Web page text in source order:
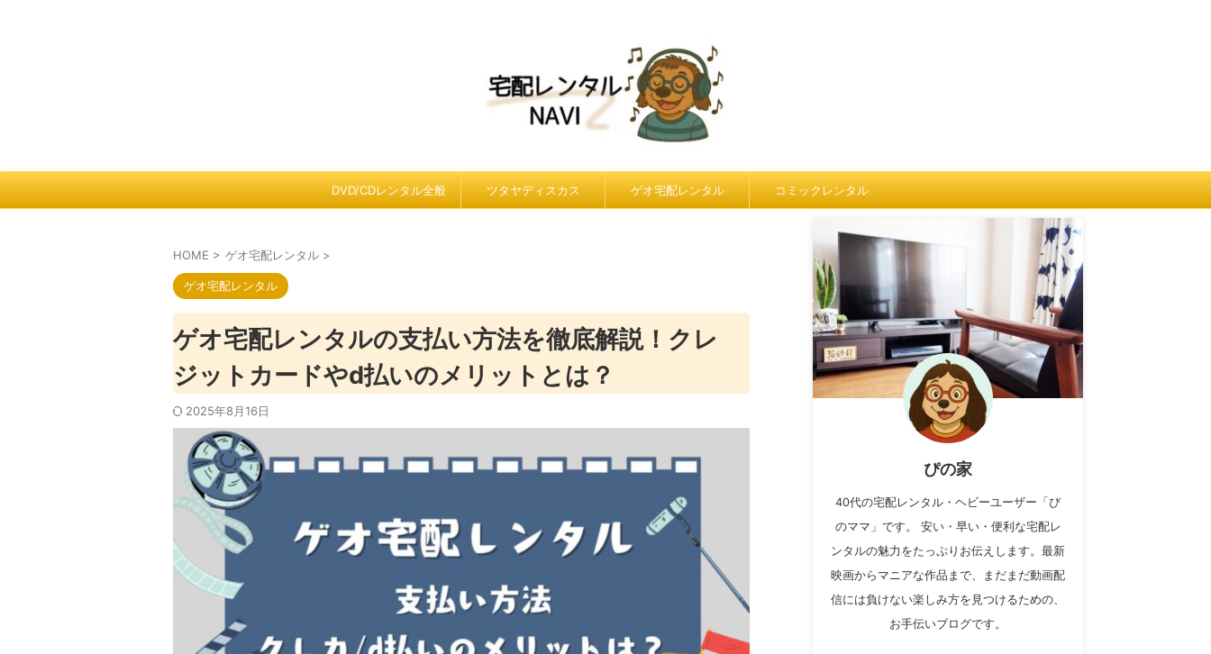
DVD/CDレンタル全般 ツタヤディスカス ゲオ宅配レンタル コミックレンタル
HOME > ゲオ宅配レンタル >
ゲオ宅配レンタル
ゲオ宅配レンタルの支払い方法を徹底解説！クレ
ジットカードやd払いのメリットとは？
2025年8月16日
ぴの家
40代の宅配レンタル・ヘビーユーザー「ぴ
のママ」です。 安い・早い・便利な宅配レ
ンタルの魅力をたっぷりお伝えします。最新
映画からマニアな作品まで、まだまだ動画配
信には負けない楽しみ方を見つけるための、
お手伝いブログです。